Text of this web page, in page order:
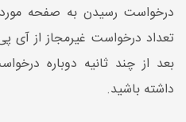
درخواست رسیدن به صفحه مورد
تعداد درخواست غیرمجاز از آی
بعد از چند ثانیه دوباره
داشته باشید.